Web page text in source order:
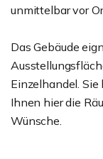
unmittelbar vor
Das Gebäude
Einzelhandel.
Ihnen hier die
Wünsche.